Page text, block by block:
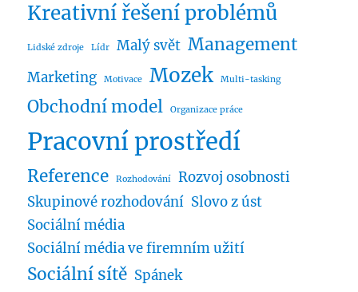
Kreativní řešení problémů
Lidské zdroje Lídr Malý svět Management
Marketing Motivace Mozek Multi-tasking
Obchodní model Organizace práce
Pracovní prostředí
Reference Rozhodování
Rozvoj osobnosti
Skupinové rozhodování Slovo z úst
Sociální média
Sociální média ve firemním užití
Sociální sítě Spánek